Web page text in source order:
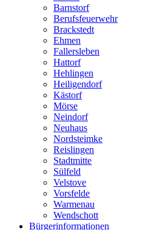
Barnstorf
Berufsfeuerwehr
Brackstedt
Ehmen
Fallersleben
Hattorf
Hehlingen
Heiligendorf
Kästorf
Mörse
Neindorf
Neuhaus
Nordsteimke
Reislingen
Stadtmitte
Sülfeld
Velstove
Vorsfelde
Warmenau
Wendschott
Bürgerinformationen